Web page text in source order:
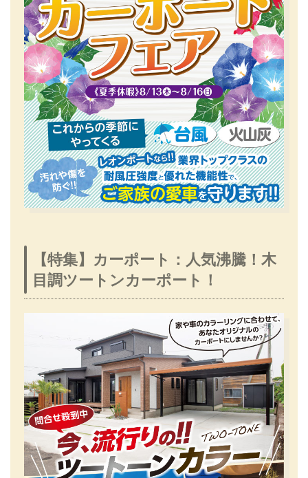
【特集】カーポート：人気沸騰！木
目調ツートンカーポート！